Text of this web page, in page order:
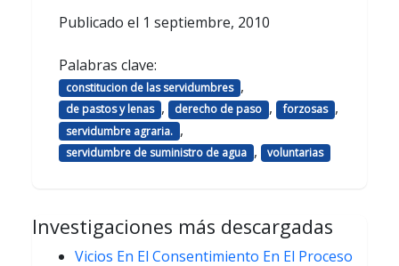
Publicado el 1 septiembre, 2010
Palabras clave:
constitucion de las servidumbres ,
de pastos y lenas , derecho de paso , forzosas ,
servidumbre agraria. ,
servidumbre de suministro de agua , voluntarias
Investigaciones más descargadas
Vicios En El Consentimiento En El Proceso